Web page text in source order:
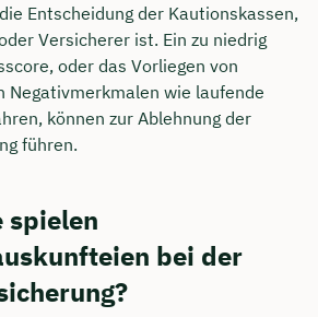
Entscheidung der Kautionskassen,
Versicherer ist. Ein zu niedrig
oder das Vorliegen von
Negativmerkmalen wie laufende
können zur Ablehnung der
führen.
spielen
bei der